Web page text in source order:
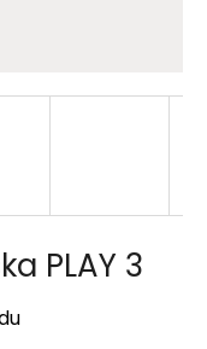
PLAY 3